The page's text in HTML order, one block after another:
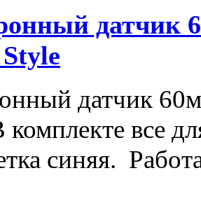
датчик
датчик
все
синяя.